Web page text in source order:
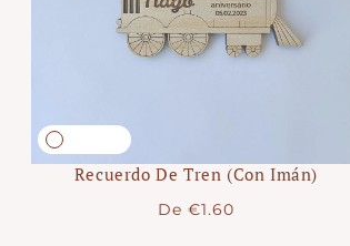
Recuerdo De Tren (con Imán)
Precio
De €1.60